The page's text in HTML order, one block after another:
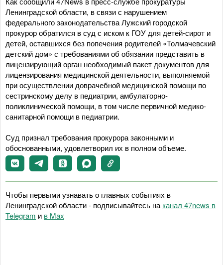
Ленинградской области, в связи с нарушением
федерального законодательства Лужский городской
прокурор обратился в суд с иском к ГОУ для детей-сирот и
детей, оставшихся без попечения родителей «Толмачевский
детский дом» с требованиями об обязании представить в
лицензирующий орган необходимый пакет документов для
лицензирования медицинской деятельности, выполняемой
при осуществлении доврачебной медицинской помощи по
сестринскому делу в педиатрии, амбулаторно-
поликлинической помощи, в том числе первичной медико-
санитарной помощи в педиатрии.
Суд признал требования прокурора законными и
обоснованными, удовлетворил их в полном объеме.
Чтобы первыми узнавать о главных событиях в
Ленинградской области - подписывайтесь на канал 47news в
Telegram и в Maх